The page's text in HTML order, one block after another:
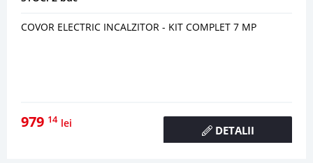
COVOR ELECTRIC INCALZITOR - KIT COMPLET 7 MP
979 14 lei
DETALII